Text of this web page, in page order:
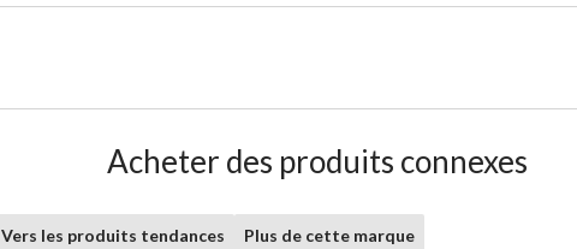
Acheter des produits connexes
Vers les produits tendances Plus de cette marque